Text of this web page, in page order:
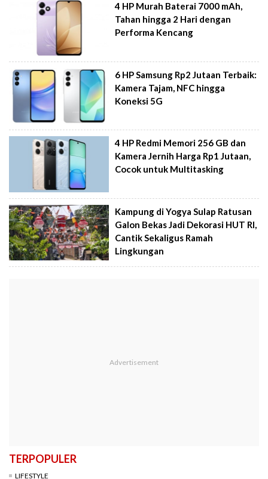
4 HP Murah Baterai 7000 mAh,
Tahan hingga 2 Hari dengan
Performa Kencang
6 HP Samsung Rp2 Jutaan Terbaik:
Kamera Tajam, NFC hingga
Koneksi 5G
4 HP Redmi Memori 256 GB dan
Kamera Jernih Harga Rp1 Jutaan,
Cocok untuk Multitasking
Kampung di Yogya Sulap Ratusan
Galon Bekas Jadi Dekorasi HUT RI,
Cantik Sekaligus Ramah
Lingkungan
TERPOPULER
LIFESTYLE